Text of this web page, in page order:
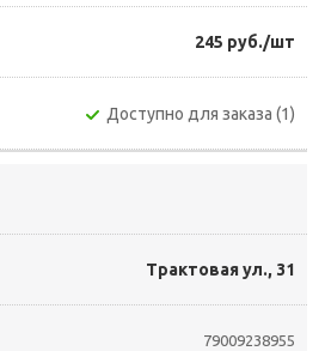
245 руб./шт
Доступно для заказа (1)
Трактовая ул., 31
79009238955